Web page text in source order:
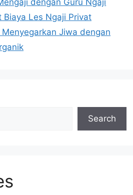
d
s
a
m
Biaya Les Ngaji Privat
Jiwa dengan
Search